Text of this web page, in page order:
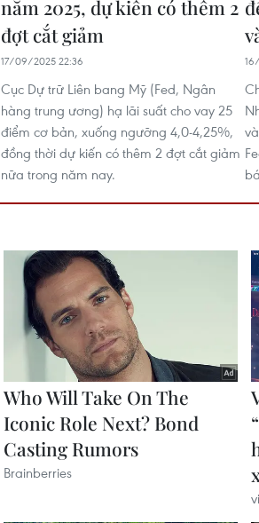
năm 2025, dự kiến có thêm 2
đợt cắt giảm
17/09/2025 22:36
Cục Dự trữ Liên bang Mỹ (Fed, Ngân
hàng trung ương) hạ lãi suất cho vay 25
điểm cơ bản, xuống ngưỡng 4,0-4,25%,
đồng thời dự kiến có thêm 2 đợt cắt giảm
nữa trong năm nay.